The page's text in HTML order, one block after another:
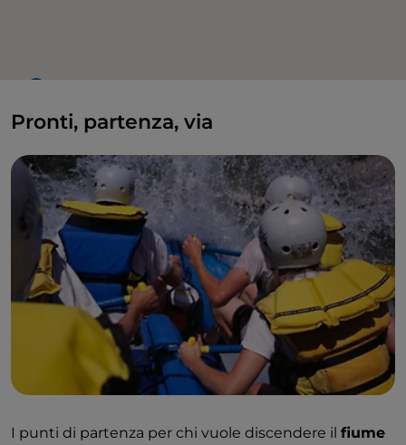
Pronti, partenza, via
I punti di partenza per chi vuole discendere il fiume